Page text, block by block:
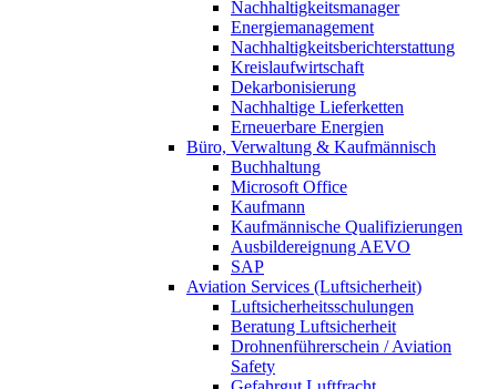
Nachhaltigkeitsmanager
Energiemanagement
Nachhaltigkeitsberichterstattung
Kreislaufwirtschaft
Dekarbonisierung
Nachhaltige Lieferketten
Erneuerbare Energien
Büro, Verwaltung & Kaufmännisch
Buchhaltung
Microsoft Office
Kaufmann
Kaufmännische Qualifizierungen
Ausbildereignung AEVO
SAP
Aviation Services (Luftsicherheit)
Luftsicherheitsschulungen
Beratung Luftsicherheit
Drohnenführerschein / Aviation
Safety